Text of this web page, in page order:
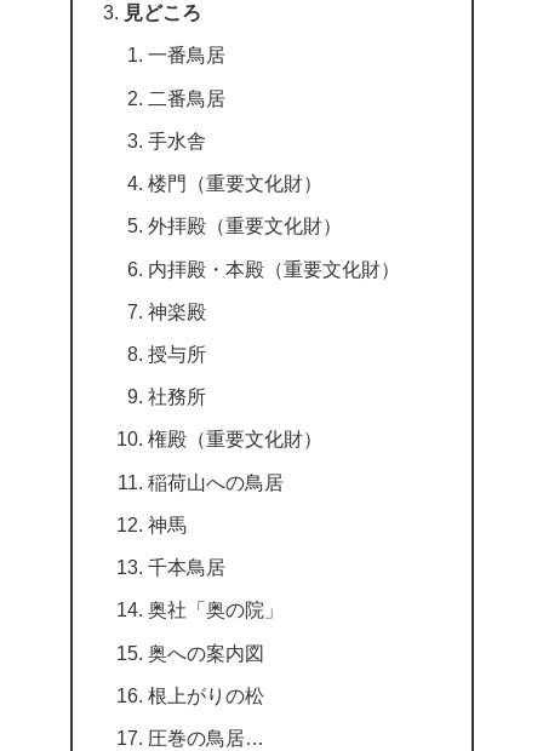
見どころ
一番鳥居
二番鳥居
手水舎
楼門（重要文化財）
外拝殿（重要文化財）
内拝殿・本殿（重要文化財）
神楽殿
授与所
社務所
権殿（重要文化財）
稲荷山への鳥居
神馬
千本鳥居
奥社「奥の院」
奥への案内図
根上がりの松
圧巻の鳥居…